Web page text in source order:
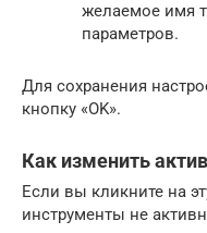
желаемое имя
параметров.
Для сохранения
кнопку «OK».
Как изменить
Если вы кликните на
инструменты не